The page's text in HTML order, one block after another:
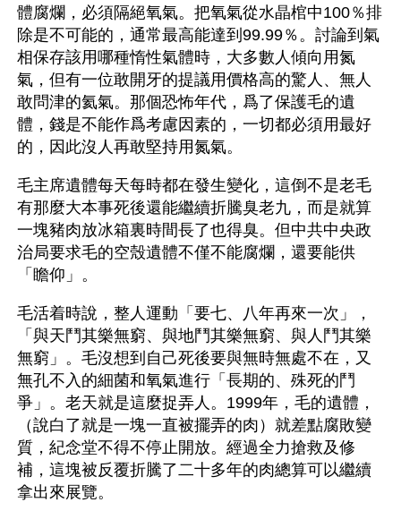
體腐爛，必須隔絕氧氣。把氧氣從水晶棺中100％排
除是不可能的，通常最高能達到99.99％。討論到氣
相保存該用哪種惰性氣體時，大多數人傾向用氮
氣，但有一位敢開牙的提議用價格高的驚人、無人
敢問津的氦氣。那個恐怖年代，爲了保護毛的遺
體，錢是不能作爲考慮因素的，一切都必須用最好
的，因此沒人再敢堅持用氮氣。
毛主席遺體每天每時都在發生變化，這倒不是老毛
有那麼大本事死後還能繼續折騰臭老九，而是就算
一塊豬肉放冰箱裏時間長了也得臭。但中共中央政
治局要求毛的空殼遺體不僅不能腐爛，還要能供
「瞻仰」。
毛活着時說，整人運動「要七、八年再來一次」，
「與天鬥其樂無窮、與地鬥其樂無窮、與人鬥其樂
無窮」。毛沒想到自己死後要與無時無處不在，又
無孔不入的細菌和氧氣進行「長期的、殊死的鬥
爭」。老天就是這麼捉弄人。1999年，毛的遺體，
（說白了就是一塊一直被擺弄的肉）就差點腐敗變
質，紀念堂不得不停止開放。經過全力搶救及修
補，這塊被反覆折騰了二十多年的肉總算可以繼續
拿出來展覽。